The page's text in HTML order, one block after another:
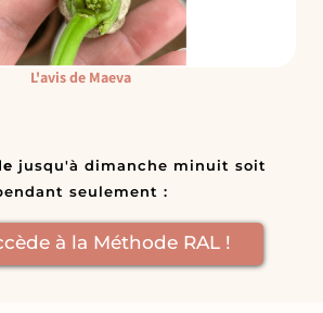
L'avis de Maeva
jusqu'à dimanche minuit soit
seulement :
à la Méthode RAL !